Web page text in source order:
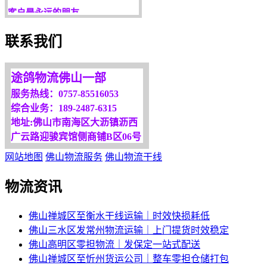
服务是永恒的追求！
我们将竭诚为你服务！
联系我们
途鸽物流佛山一部
服务热线：0757-85516053
综合业务：189-2487-6315
地址:佛山市南海区大沥镇沥西
广云路迎骏宾馆侧商铺B区06号
网站地图 佛山物流服务 佛山物流干线
物流资讯
佛山禅城区至衡水干线运输｜时效快损耗低
佛山三水区发常州物流运输｜上门提货时效稳定
佛山高明区零担物流｜发保定一站式配送
佛山禅城区至忻州货运公司｜整车零担仓储打包